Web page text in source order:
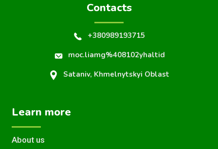
Contacts
+380989193715
moc.liamg%408102yhaltid
Sataniv, Khmelnytskyi Oblast
Learn more
About us